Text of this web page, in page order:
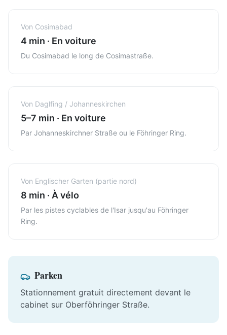
Von Cosimabad
4 min · En voiture
Du Cosimabad le long de Cosimastraße.
Von Daglfing / Johanneskirchen
5–7 min · En voiture
Par Johanneskirchner Straße ou le Föhringer Ring.
Von Englischer Garten (partie nord)
8 min · À vélo
Par les pistes cyclables de l'Isar jusqu'au Föhringer
Ring.
Parken
Stationnement gratuit directement devant le
cabinet sur Oberföhringer Straße.